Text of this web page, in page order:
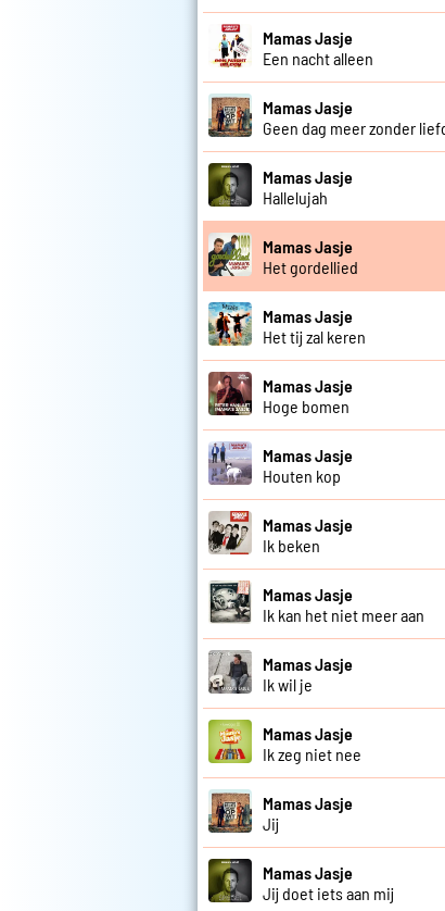
Mamas Jasje
Een nacht alleen
Mamas Jasje
Geen dag meer zonder
Mamas Jasje
Hallelujah
Mamas Jasje
Het gordellied
Mamas Jasje
Het tij zal keren
Mamas Jasje
Hoge bomen
Mamas Jasje
Houten kop
Mamas Jasje
Ik beken
Mamas Jasje
Ik kan het niet meer aan
Mamas Jasje
Ik wil je
Mamas Jasje
Ik zeg niet nee
Mamas Jasje
Jij
Mamas Jasje
Jij doet iets aan mij